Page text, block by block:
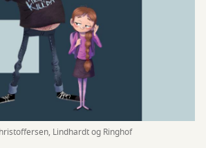
Lindhardt og Ringhof